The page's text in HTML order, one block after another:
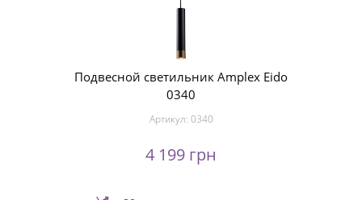
Подвесной светильник Amplex Eido
0340
Артикул: 0340
4 199 грн